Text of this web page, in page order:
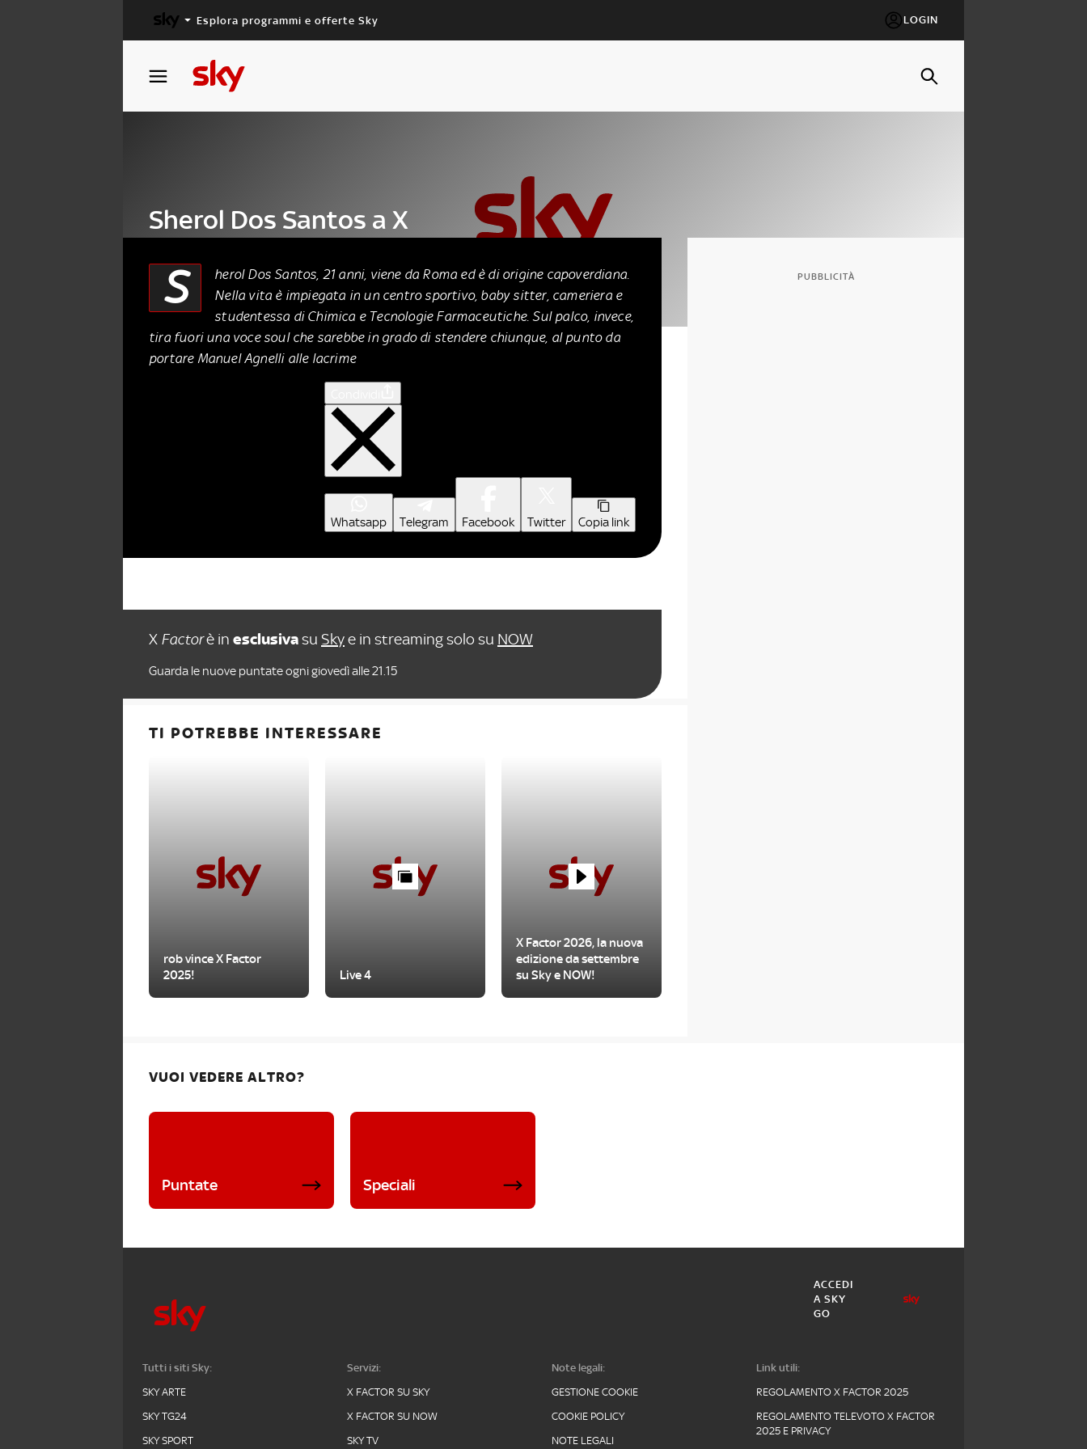
Esplora programmi e offerte Sky LOGIN
Sherol Dos Santos a X
18 Ottobre 2018
S
herol Dos Santos, 21 anni, viene da Roma ed è di origine capoverdiana.
Nella vita è impiegata in un centro sportivo, baby sitter, cameriera e
studentessa di Chimica e Tecnologie Farmaceutiche. Sul palco, invece,
tira fuori una voce soul che sarebbe in grado di stendere chiunque, al punto da
portare Manuel Agnelli alle lacrime
Whatsapp Telegram Facebook Twitter Copia link
X Factorè in esclusivasu Skye in streaming solo su NOW
Guarda le nuove puntate ogni giovedì alle 21.15
TI POTREBBE INTERESSARE
rob vince X Factor
2025!
Live 4
X Factor 2026, la nuova
edizione da settembre
su Sky e NOW!
PUBBLICITÀ
VUOI VEDERE ALTRO?
Puntate Speciali
ACCEDI
A SKY
GO
Tutti i siti Sky:
SKY ARTE
SKY TG24
SKY SPORT
Servizi:
X FACTOR SU SKY
X FACTOR SU NOW
SKY TV
Note legali:
GESTIONE COOKIE
COOKIE POLICY
NOTE LEGALI
Link utili:
REGOLAMENTO X FACTOR 2025
REGOLAMENTO TELEVOTO X FACTOR
2025 E PRIVACY